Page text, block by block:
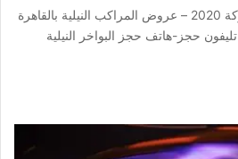
افضل المراكب النيلية المتحركة 2020 – عروض المراكب النيلية بالقاهرة
2020 المراكب النيلية 2020 تليفون حجز-هاتف حجز البواخر النيلية